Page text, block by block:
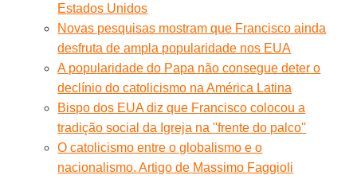
Estados Unidos
Novas pesquisas mostram que Francisco ainda
desfruta de ampla popularidade nos EUA
A popularidade do Papa não consegue deter o
declínio do catolicismo na América Latina
Bispo dos EUA diz que Francisco colocou a
tradição social da Igreja na ''frente do palco''
O catolicismo entre o globalismo e o
nacionalismo. Artigo de Massimo Faggioli